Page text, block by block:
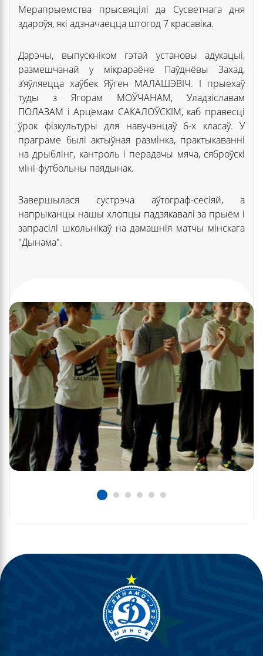
Мерапрыемства прысвяцілі да Сусветнага дня
здароўя, які адзначаецца штогод 7 красавіка.
Дарэчы, выпускніком гэтай установы адукацыі,
размешчанай у мікрараёне Паўднёвы Захад,
з’яўляецца хаўбек Яўген МАЛАШЭВІЧ. І прыехаў
туды з Ягорам МОЎЧАНАМ, Уладзіславам
ПОЛАЗАМ і Арцёмам САКАЛОЎСКІМ, каб правесці
ўрок фізкультуры для навучэнцаў 6-х класаў. У
праграме былі актыўная размінка, практыкаванні
на дрыблінг, кантроль і перадачы мяча, сяброўскі
міні-футбольны паядынак.
Завершылася сустрэча аўтограф-сесіяй, а
напрыканцы нашы хлопцы падзякавалі за прыём і
запрасілі школьнікаў на дамашнія матчы мінскага
"Дынама".